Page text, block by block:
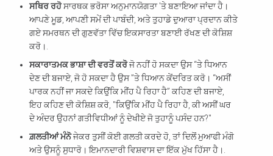
ਸਥਿਰ ਰਹੋਸਾਰਥਕ ਭਰੋਸਾ ਅਨੁਮਾਨਯੋਗਤਾ 'ਤੇ ਬਣਾਇਆ ਜਾਂਦਾ ਹੈ।
ਆਪਣੇ ਮੂਡ, ਆਪਣੀ ਸਮੇਂ ਦੀ ਪਾਬੰਦੀ, ਅਤੇ ਤੁਹਾਡੇ ਦੁਆਰਾ ਪ੍ਰਦਾਨ ਕੀਤੇ
ਗਏ ਸਮਰਥਨ ਦੀ ਗੁਣਵੱਤਾ ਵਿੱਚ ਇਕਸਾਰਤਾ ਬਣਾਈ ਰੱਖਣ ਦੀ ਕੋਸ਼ਿਸ਼
ਕਰੋ।.
ਸਕਾਰਾਤਮਕ ਭਾਸ਼ਾ ਦੀ ਵਰਤੋਂ ਕਰੋਜੋ ਨਹੀਂ ਹੋ ਸਕਦਾ ਉਸ “ਤੇ ਧਿਆਨ
ਦੇਣ ਦੀ ਬਜਾਏ, ਜੋ ਹੋ ਸਕਦਾ ਹੈ ਉਸ ”ਤੇ ਧਿਆਨ ਕੇਂਦਰਿਤ ਕਰੋ। “ਅਸੀਂ
ਪਾਰਕ ਨਹੀਂ ਜਾ ਸਕਦੇ ਕਿਉਂਕਿ ਮੀਂਹ ਪੈ ਰਿਹਾ ਹੈ” ਕਹਿਣ ਦੀ ਬਜਾਏ,
ਇਹ ਕਹਿਣ ਦੀ ਕੋਸ਼ਿਸ਼ ਕਰੋ, "ਕਿਉਂਕਿ ਮੀਂਹ ਪੈ ਰਿਹਾ ਹੈ, ਕੀ ਅਸੀਂ ਘਰ
ਦੇ ਅੰਦਰ ਉਹਨਾਂ ਗਤੀਵਿਧੀਆਂ ਨੂੰ ਦੇਖੀਏ ਜੋ ਤੁਹਾਨੂੰ ਪਸੰਦ ਹਨ?"
ਗ਼ਲਤੀਆਂ ਮੰਨੋਜੇਕਰ ਤੁਸੀਂ ਕੋਈ ਗਲਤੀ ਕਰਦੇ ਹੋ, ਤਾਂ ਦਿਲੋਂ ਮੁਆਫੀ ਮੰਗੋ
ਅਤੇ ਉਸਨੂੰ ਸੁਧਾਰੋ। ਇਮਾਨਦਾਰੀ ਵਿਸ਼ਵਾਸ ਦਾ ਇੱਕ ਮੁੱਖ ਹਿੱਸਾ ਹੈ।.